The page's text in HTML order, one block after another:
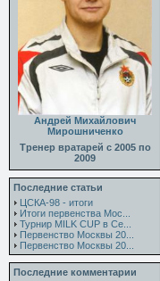
Андрей Михайлович
Мирошниченко
Тренер вратарей с 2005 по
2009
Последние статьи
ЦСКА-98 - итоги
Итоги первенства Мос...
Турнир MILK CUP в Се...
Первенство Москвы 20...
Первенство Москвы 20...
Последние комментарии